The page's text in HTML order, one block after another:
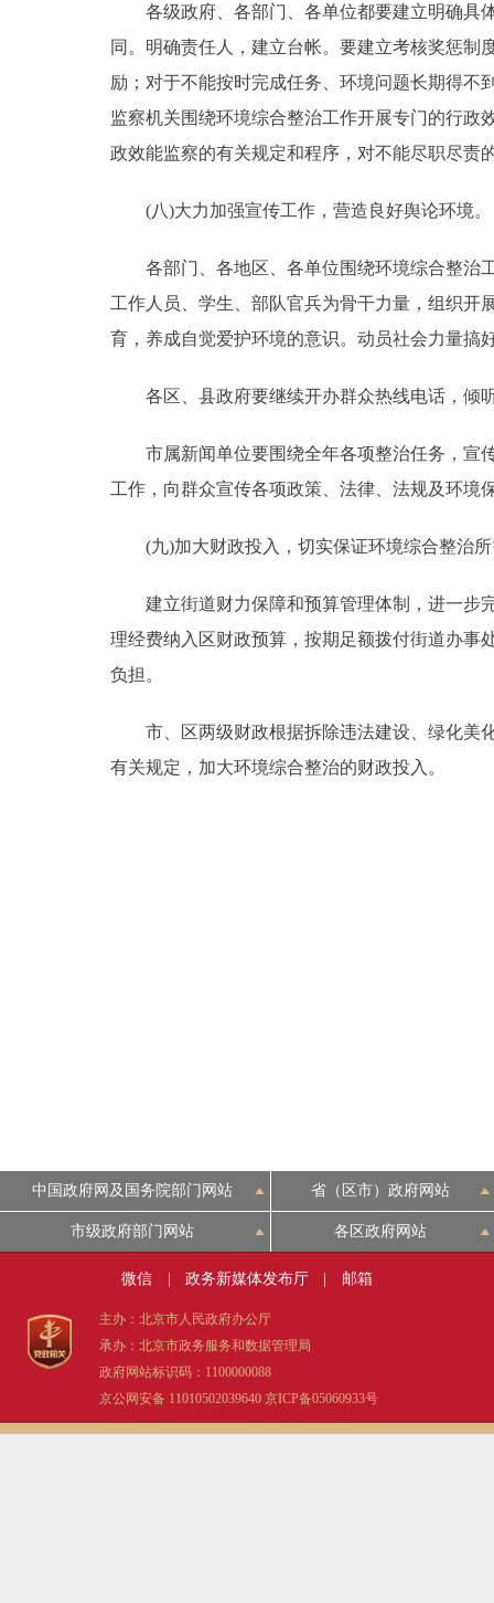
各级政府、各部门、各单位都要建立明确具体
同。明确责任人，建立台帐。要建立考核奖惩
励；对于不能按时完成任务、环境问题长期得不
监察机关围绕环境综合整治工作开展专门的行政
政效能监察的有关规定和程序，对不能尽职尽责
(八)大力加强宣传工作，营造良好舆论环境。
各部门、各地区、各单位围绕环境综合整治工
工作人员、学生、部队官兵为骨干力量，组织开
育，养成自觉爱护环境的意识。动员社会力量搞
各区、县政府要继续开办群众热线电话，倾
市属新闻单位要围绕全年各项整治任务，宣传
工作，向群众宣传各项政策、法律、法规及环境
(九)加大财政投入，切实保证环境综合整治所
建立街道财力保障和预算管理体制，进一步完
理经费纳入区财政预算，按期足额拨付街道办事
负担。
市、区两级财政根据拆除违法建设、绿化美化
有关规定，加大环境综合整治的财政投入。
中国政府网及国务院部门网站 省（区市）政府网站
市级政府部门网站 各区政府网站
微信 政务新媒体发布厅 邮箱
主办：北京市人民政府办公厅
承办：北京市政务服务和数据管理局
政府网站标识码：1100000088
京公网安备 11010502039640 京ICP备05060933号